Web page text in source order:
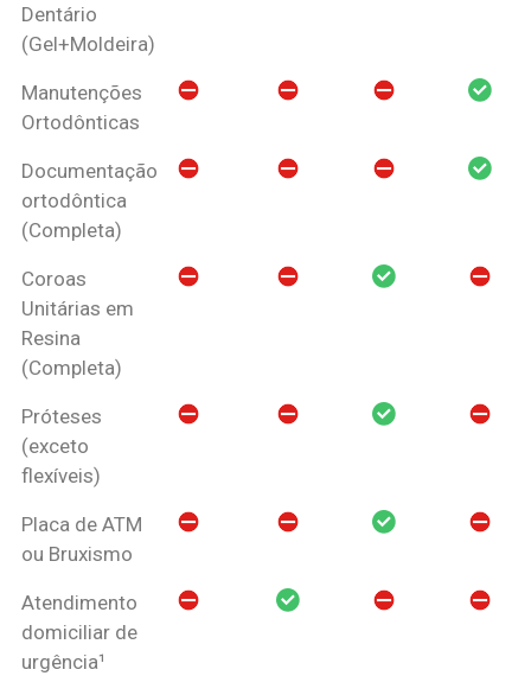
Dentário
(Gel+Moldeira)
Manutenções
Ortodônticas
Documentação
ortodôntica
(Completa)
Coroas
Unitárias em
Resina
(Completa)
Próteses
(exceto
flexíveis)
Placa de ATM
ou Bruxismo
Atendimento
domiciliar de
urgência¹